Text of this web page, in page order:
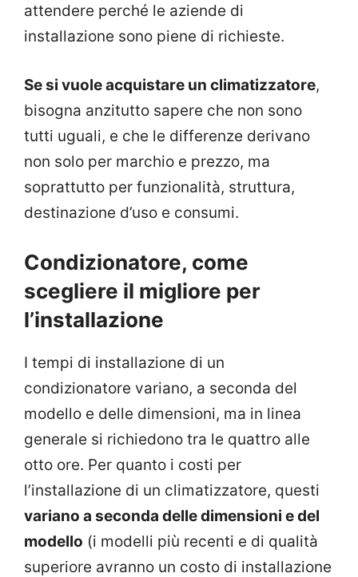
attendere perché le aziende di
installazione sono piene di richieste.
Se si vuole acquistare un climatizzatore,
bisogna anzitutto sapere che non sono
tutti uguali, e che le differenze derivano
non solo per marchio e prezzo, ma
soprattutto per funzionalità, struttura,
destinazione d’uso e consumi.
Condizionatore, come
scegliere il migliore per
l’installazione
I tempi di installazione di un
condizionatore variano, a seconda del
modello e delle dimensioni, ma in linea
generale si richiedono tra le quattro alle
otto ore. Per quanto i costi per
l’installazione di un climatizzatore, questi
variano a seconda delle dimensioni e del
modello (i modelli più recenti e di qualità
superiore avranno un costo di installazione